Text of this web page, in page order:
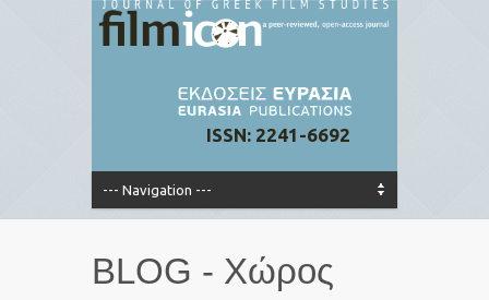
ISSN: 2241-6692
BLOG - Χώρος